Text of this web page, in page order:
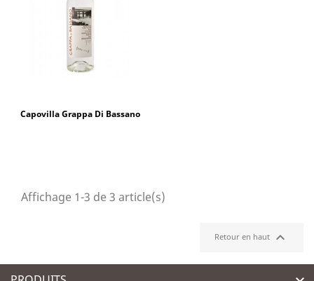
Capovilla Grappa Di Bassano
Affichage 1-3 de 3 article(s)
Retour en haut 